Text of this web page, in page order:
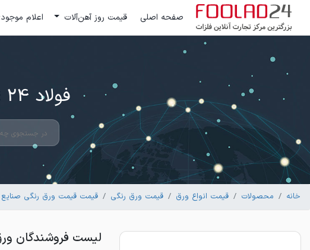
صفحه اصلی قیمت روز آهن‌آلات اعلام
فولاد 24 ؛ بزرگترین مرکز تجارت آنلاین فلزات
خانه محصولات قیمت انواع ورق قیمت ورق رنگی قیمت قیمت ورق رنگی
لیست فروشندگان ورق رنگی آبی